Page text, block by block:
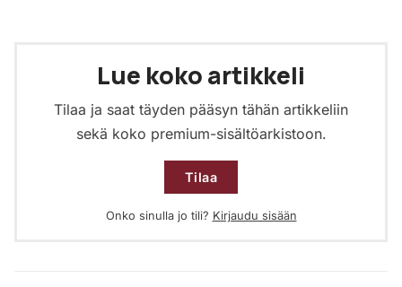
Lue koko artikkeli
Tilaa ja saat täyden pääsyn tähän artikkeliin
sekä koko premium-sisältöarkistoon.
Tilaa
Onko sinulla jo tili? Kirjaudu sisään